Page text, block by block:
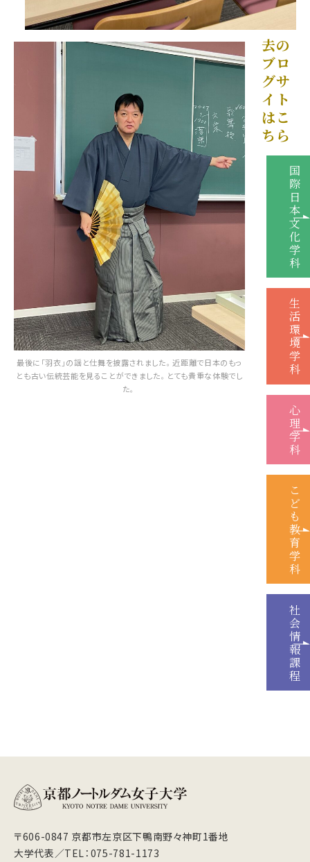
最後に「羽衣」の謡と仕舞を披露されました。近距離で日本のもっ
とも古い伝統芸能を見ることができました。とても貴重な体験でし
た。
去の
ブロ
グサ
イト
はこ
ちら
国
際
日
本
文
化
学
科
生
活
環
境
学
科
心
理
学
科
こ
ど
も
教
育
学
科
社
会
情
報
課
程
〒606-0847 京都市左京区下鴨南野々神町1番地
大学代表／TEL：075-781-1173